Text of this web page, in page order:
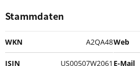
Stammdaten
WKN A2QA48
ISIN US00507W2061
Web
E-Mail